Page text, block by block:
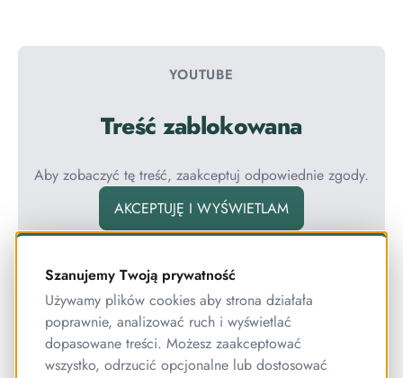
YOUTUBE
Treść zablokowana
Aby zobaczyć tę treść, zaakceptuj odpowiednie zgody.
AKCEPTUJĘ I WYŚWIETLAM
Podcastu możesz wysłuchać również na:
Szanujemy Twoją prywatność
Używamy plików cookies aby strona działała
poprawnie, analizować ruch i wyświetlać
dopasowane treści. Możesz zaakceptować
wszystko, odrzucić opcjonalne lub dostosować